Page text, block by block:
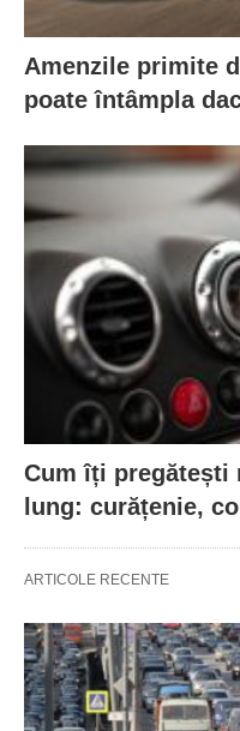
Amenzile primite
poate întâmpla
Cum îți pregătești
lung: curățenie,
ARTICOLE RECENTE